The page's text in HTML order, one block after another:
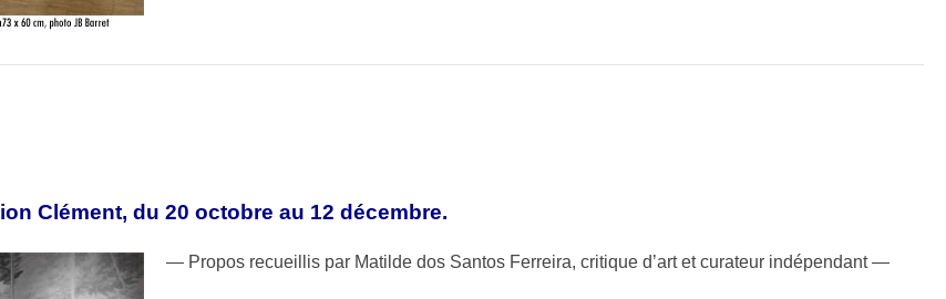
Clément, du 20 octobre au 12 décembre.
— Propos recueillis par Matilde dos Santos Ferreira, critique d’art et curateur indépendant —